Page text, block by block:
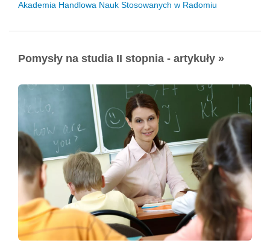
Akademia Handlowa Nauk Stosowanych w Radomiu
Pomysły na studia II stopnia - artykuły »